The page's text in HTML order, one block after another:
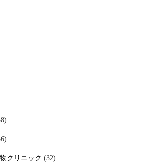
クリニック (32)